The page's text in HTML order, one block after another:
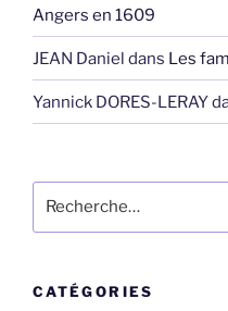
Angers en 1609
JEAN Daniel dans Les
Yannick DORES-LERAY
pour
CATÉGORIES